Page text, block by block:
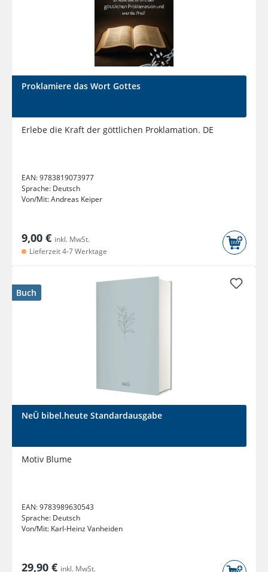
Proklamiere das Wort Gottes
Erlebe die Kraft der göttlichen Proklamation. DE
EAN:9783819073977
Sprache: Deutsch
Von/Mit:Andreas Keiper
9,00 € inkl. MwSt.
Lieferzeit 4-7 Werktage
Buch
NeÜ bibel.heute Standardausgabe
Motiv Blume
EAN:9783989630543
Sprache: Deutsch
Von/Mit: Karl-Heinz Vanheiden
29,90 € inkl. MwSt.